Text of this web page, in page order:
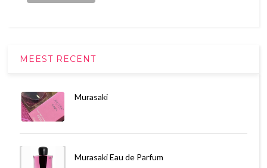
MEEST RECENT
Murasaki
Murasaki Eau de Parfum